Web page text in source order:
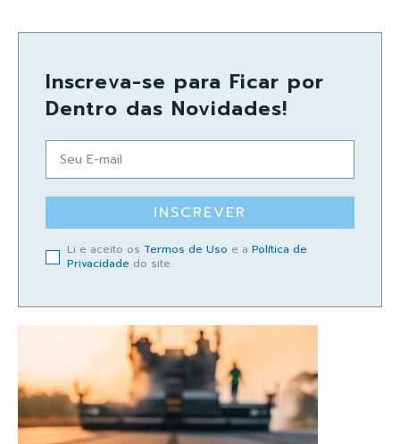
Inscreva-se para Ficar por
Dentro das Novidades!
INSCREVER
Li e aceito os Termos de Uso e a Política de
Privacidade do site.